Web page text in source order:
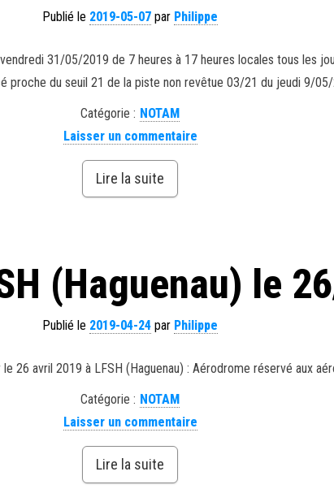
Publié le 2019-05-07 par Philippe
31/05/2019 de 7 heures à 17 heures locales tous les
proche du seuil 21 de la piste non revêtue 03/21 du jeudi 9/
Catégorie : NOTAM
Laisser un commentaire
Lire la suite
(Haguenau) le
Publié le 2019-04-24 par Philippe
26 avril 2019 à LFSH (Haguenau) : Aérodrome réservé aux
Catégorie : NOTAM
Laisser un commentaire
Lire la suite